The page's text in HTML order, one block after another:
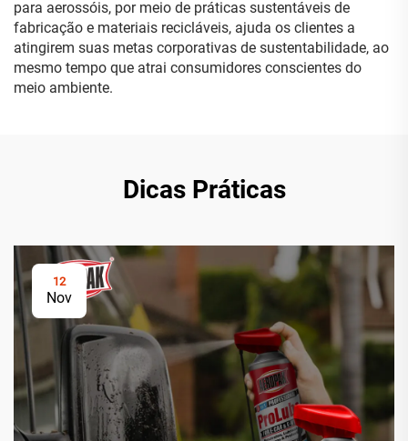
para aerossóis, por meio de práticas sustentáveis de
fabricação e materiais recicláveis, ajuda os clientes a
atingirem suas metas corporativas de sustentabilidade, ao
mesmo tempo que atrai consumidores conscientes do
meio ambiente.
Dicas Práticas
12
Nov